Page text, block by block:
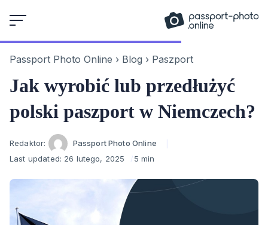
to
Passport Photo Online › Blog › Paszport
Jak wyrobić lub przedłużyć
polski paszport w Niemczech?
Author
Redaktor:
Passport Photo Online
Last updated: 26 lutego, 2025 5 min